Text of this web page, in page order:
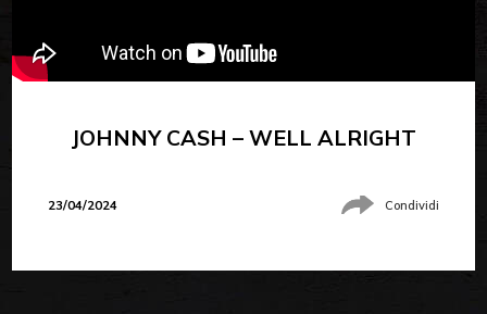
JOHNNY CASH – WELL ALRIGHT
23/04/2024 Condividi